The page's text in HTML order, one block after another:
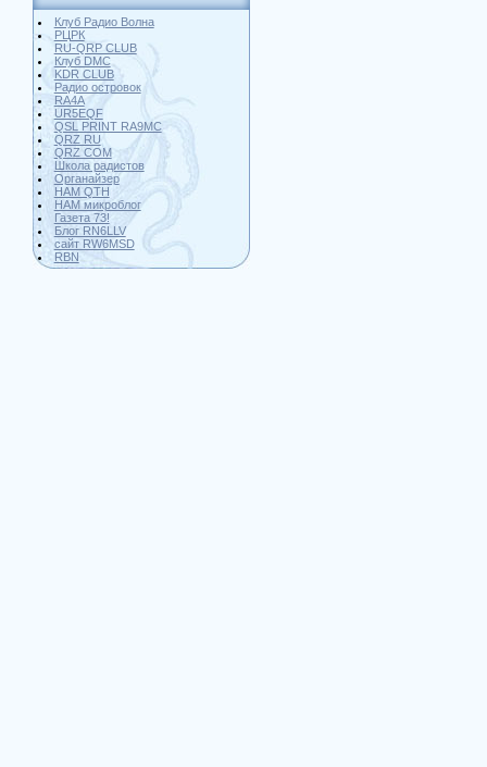
Клуб Радио Волна
РЦРК
RU-QRP CLUB
Клуб DMC
KDR CLUB
Радио островок
RA4A
UR5EQF
QSL PRINT RA9MC
QRZ RU
QRZ COM
Школа радистов
Органайзер
HAM QTH
HAM микроблог
Газета 73!
Блог RN6LLV
сайт RW6MSD
RBN